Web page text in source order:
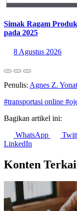
Simak Ragam
pada 2025
8 Agustus 2026
Penulis: Agnes Z.
#transportasi online
Bagikan artikel ini:
WhatsApp
LinkedIn
Konten